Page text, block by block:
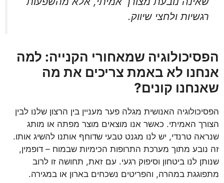
רגשיות ולחצי שיווק.
הפסיכולוגיה שמאחורי הקנייה: למה
אנחנו לא באמת צריכים את מה
שאנחנו קונים?
הפסיכולוגיה האנושית מגלה פער מעניין בין הרצון שלנו לבין
הצורך האמיתי. כאשר אנו מוצאים מוצר מפתה או מותג
שנראה טרנדי, יש לנו מגנט טבעי שדוחף אותנו להשיג אותו.
זה נובע מתוך מערכת התרופות הכימיות שבמוח – דופמין,
שנותן לנו ביטחון וסיפוק רגעי. עם זאת, תחושה זו לרוב
מתפוגגת במהרה, והפריטים נשכחים בארון או במגירה.